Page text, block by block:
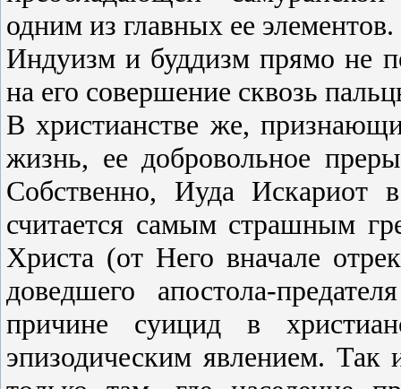
одним из главных ее элементов.
Индуизм и буддизм прямо не
на его совершение сквозь
В христианстве же,
жизнь, ее добровольное
Собственно, Иуда Искариот в
считается самым страшным
Христа (от Него вначале
доведшего апостола-
причине суицид в
эпизодическим явлением.